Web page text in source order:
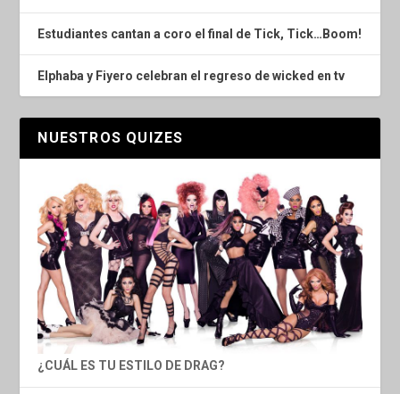
Estudiantes cantan a coro el final de Tick, Tick…Boom!
Elphaba y Fiyero celebran el regreso de wicked en tv
NUESTROS QUIZES
¿CUÁL ES TU ESTILO DE DRAG?